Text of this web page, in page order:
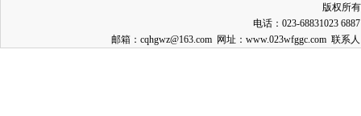
版权所
电话：023-68831023
邮箱：cqhgwz@163.com 网址：www.023wfggc.com 联